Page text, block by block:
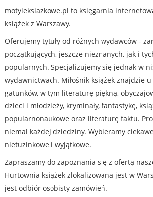
motyleksiazkowe.pl to księgarnia
książek z Warszawy.
Oferujemy tytuły od różnych wydawców -
początkujących, jeszcze nieznanych, jak i
popularnych. Specjalizujemy się jednak w
wydawnictwach. Miłośnik książek znajdzie
gatunków, w tym literaturę piękną,
dzieci i młodzieży, kryminały, fantastykę,
popularnonaukowe oraz literaturę faktu.
niemal każdej dziedziny. Wybieramy
nietuzinkowe i wyjątkowe.
Zapraszamy do zapoznania się z ofertą
Hurtownia książek zlokalizowana jest w
jest odbiór osobisty zamówień.